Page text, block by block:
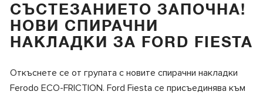
СЪСТЕЗАНИЕТО ЗАПОЧНА!
НОВИ СПИРАЧНИ
НАКЛАДКИ ЗА FORD FIESTA
Откъснете се от групата с новите спирачни накладки
Ferodo ECO-FRICTION. Ford Fiesta се присъединява към